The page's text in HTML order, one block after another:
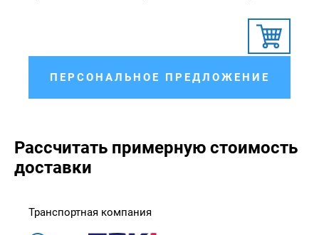
ПЕРСОНАЛЬНОЕ ПРЕДЛОЖЕНИЕ
Рассчитать примерную стоимость
доставки
Транспортная компания